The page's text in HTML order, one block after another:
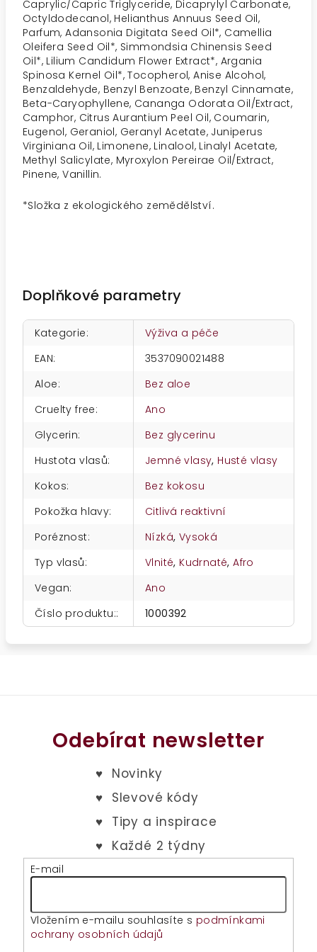
Caprylic/Capric Triglyceride, Dicaprylyl Carbonate,
Octyldodecanol, Helianthus Annuus Seed Oil,
Parfum, Adansonia Digitata Seed Oil*, Camellia
Oleifera Seed Oil*, Simmondsia Chinensis Seed
Oil*, Lilium Candidum Flower Extract*, Argania
Spinosa Kernel Oil*, Tocopherol, Anise Alcohol,
Benzaldehyde, Benzyl Benzoate, Benzyl Cinnamate,
Beta-Caryophyllene, Cananga Odorata Oil/Extract,
Camphor, Citrus Aurantium Peel Oil, Coumarin,
Eugenol, Geraniol, Geranyl Acetate, Juniperus
Virginiana Oil, Limonene, Linalool, Linalyl Acetate,
Methyl Salicylate, Myroxylon Pereirae Oil/Extract,
Pinene, Vanillin.
*Složka z ekologického zemědělství.
Doplňkové parametry
Kategorie:
Výživa a péče
EAN:
3537090021488
Aloe:
Bez aloe
Cruelty free:
Ano
Glycerin:
Bez glycerinu
Hustota vlasů: Jemné vlasy, Husté vlasy
Kokos:
Bez kokosu
Pokožka hlavy:
Citlivá reaktivní
Poréznost: Nízká, Vysoká
Typ vlasů: Vlnité, Kudrnaté,Afro
Vegan:
Ano
Číslo produktu:: 1000392
Odebírat newsletter
E-mail
Vložením e-mailu souhlasíte s podmínkami
ochrany osobních údajů